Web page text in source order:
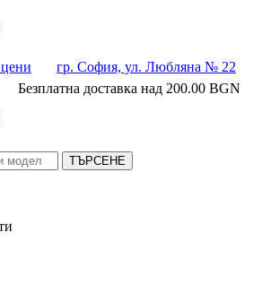
гр. София, ул. Любляна № 22
Безплатна доставка над 200.00 BGN
ТЪРСЕНЕ